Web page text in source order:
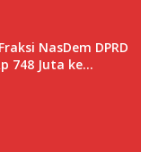
NasDem DPRD
748 Juta ke...